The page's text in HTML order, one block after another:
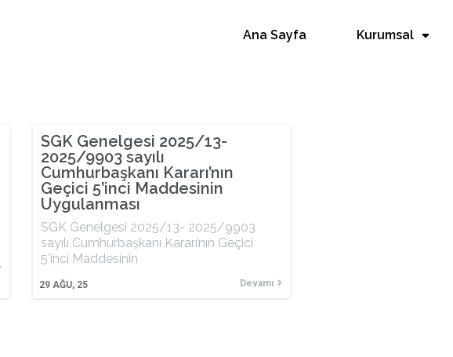
Ana Sayfa Kurumsal
SGK Genelgesi 2025/13-
2025/9903 sayılı
Cumhurbaşkanı Kararı’nın
Geçici 5’inci Maddesinin
Uygulanması
29 AĞU, 25
SGK Genelgesi 2025/13- 2025/9903
sayılı Cumhurbaşkanı Kararı’nın Geçici
5’inci Maddesinin
Devamı